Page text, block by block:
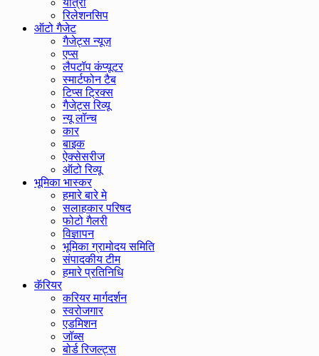
यात्रा
रिलेशनसिप
ऑटो गैजेट
गैजेट्स न्यूज़
एप्स
लैपटॉप कंप्यूटर
स्मार्टफोन टैब
टिप्स ट्रिक्स
गैजेट्स रिव्यू
न्यू लॉन्च
कार
बाइक
ऐक्सेसरीज
ऑटो रिव्यू
भूमिका भास्कर
हमारे बारे मे
सलाहकार परिषद
फोटो गैलरी
विज्ञापन
भूमिका ग्रामोदय समिति
संपादकीय टीम
हमारे प्रतिनिधि
कॅरियर
करियर मार्गदर्शन
स्वरोजगार
एडमिशन
जॉब्स
बोर्ड रिजल्ट्स